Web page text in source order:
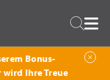
Bonus-
wird Ihre Treue